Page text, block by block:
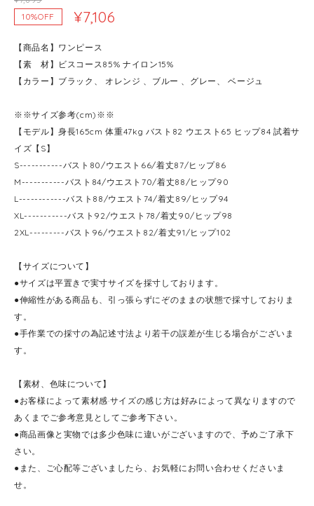
10%OFF
¥7,106
【商品名】ワンピース
【素 材】ビスコース85% ナイロン15%
【カラー】ブラック、 オレンジ 、ブルー 、グレー、 ベージュ
※※サイズ参考(cm)※※
【モデル】身長165cm 体重47kg バスト82 ウエスト65 ヒップ84 試着サ
イズ【S】
S-----------バスト80/ウエスト66/着丈87/ヒップ86
M-----------バスト84/ウエスト70/着丈88/ヒップ90
L------------バスト88/ウエスト74/着丈89/ヒップ94
XL-----------バスト92/ウエスト78/着丈90/ヒップ98
2XL---------バスト96/ウエスト82/着丈91/ヒップ102
【サイズについて】
●サイズは平置きで実寸サイズを採寸しております。
●伸縮性がある商品も、引っ張らずにぞのままの状態で採寸しておりま
す。
●手作業での採寸の為記述寸法より若干の誤差が生じる場合がございま
す。
【素材、色味について】
●お客様によって素材感·サイズの感じ方は好みによって異なりますので
あくまでご参考意見としてご参考下さい。
●商品画像と実物では多少色味に違いがございますので、予めご了承下
さい。
●また、ご心配等ございましたら、お気軽にお問い合わせくださいま
せ。